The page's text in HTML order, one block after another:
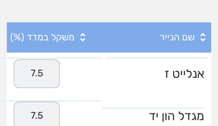
שם הנייר משקל במדד (%)
אנלייט ז 7.5
מגדל הון יד 7.5